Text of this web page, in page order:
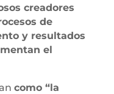
creadores
de
y resultados
el
como “la